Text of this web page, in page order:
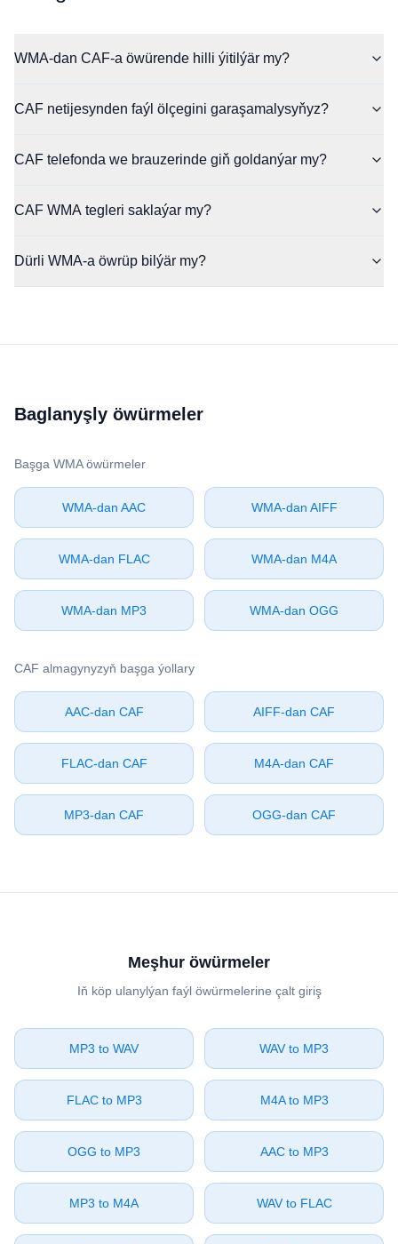
WMA-dan CAF-a öwürende hilli ýitilýär my?
CAF netijesynden faýl ölçegini garaşamalysyňyz?
CAF telefonda we brauzerinde giň goldanýar my?
CAF WMA tegleri saklaýar my?
Dürli WMA-a öwrüp bilýär my?
Baglanyşly öwürmeler
Başga ⁦WMA⁩ öwürmeler
⁦WMA⁩-dan ⁦AAC⁩ ⁦WMA⁩-dan ⁦AIFF⁩
⁦WMA⁩-dan ⁦FLAC⁩ ⁦WMA⁩-dan ⁦M4A⁩
⁦WMA⁩-dan ⁦MP3⁩ ⁦WMA⁩-dan ⁦OGG⁩
⁦CAF⁩ almagynyzyň başga ýollary
⁦AAC⁩-dan ⁦CAF⁩ ⁦AIFF⁩-dan ⁦CAF⁩
⁦FLAC⁩-dan ⁦CAF⁩ ⁦M4A⁩-dan ⁦CAF⁩
⁦MP3⁩-dan ⁦CAF⁩ ⁦OGG⁩-dan ⁦CAF⁩
Meşhur öwürmeler
Iň köp ulanylýan faýl öwürmelerine çalt giriş
⁦MP3⁩ to ⁦WAV⁩ ⁦WAV⁩ to ⁦MP3⁩
⁦FLAC⁩ to ⁦MP3⁩ ⁦M4A⁩ to ⁦MP3⁩
⁦OGG⁩ to ⁦MP3⁩ ⁦AAC⁩ to ⁦MP3⁩
⁦MP3⁩ to ⁦M4A⁩ ⁦WAV⁩ to ⁦FLAC⁩